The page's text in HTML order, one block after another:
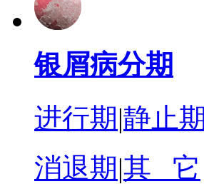
银屑病分期
进行期|静止期
消退期|其 它